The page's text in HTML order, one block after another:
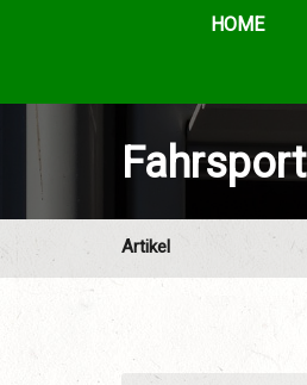
HOME
Fahrsport
Artikel